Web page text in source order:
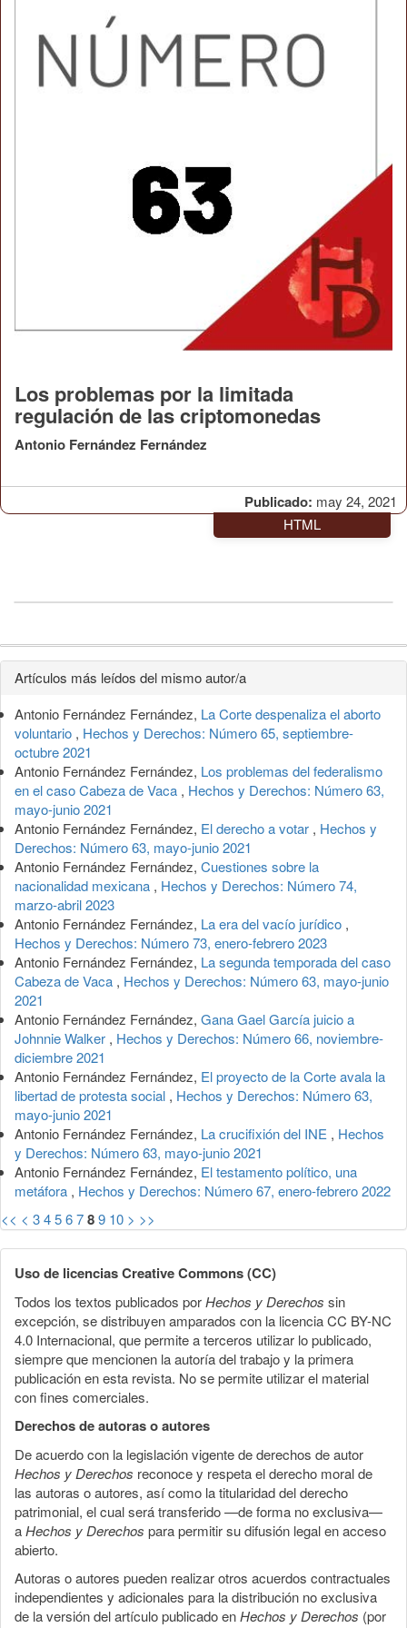
Publicado: may 24, 2021
Los problemas por la limitada
regulación de las criptomonedas
Antonio Fernández Fernández
HTML
Detalles
del
artículo
Artículos más leídos del mismo autor/a
Antonio Fernández Fernández, La Corte despenaliza el aborto
voluntario , Hechos y Derechos: Número 65, septiembre-
octubre 2021
Antonio Fernández Fernández, Los problemas del federalismo
en el caso Cabeza de Vaca , Hechos y Derechos: Número 63,
mayo-junio 2021
Antonio Fernández Fernández, El derecho a votar , Hechos y
Derechos: Número 63, mayo-junio 2021
Antonio Fernández Fernández, Cuestiones sobre la
nacionalidad mexicana , Hechos y Derechos: Número 74,
marzo-abril 2023
Antonio Fernández Fernández, La era del vacío jurídico ,
Hechos y Derechos: Número 73, enero-febrero 2023
Antonio Fernández Fernández, La segunda temporada del caso
Cabeza de Vaca , Hechos y Derechos: Número 63, mayo-junio
2021
Antonio Fernández Fernández, Gana Gael García juicio a
Johnnie Walker , Hechos y Derechos: Número 66, noviembre-
diciembre 2021
Antonio Fernández Fernández, El proyecto de la Corte avala la
libertad de protesta social , Hechos y Derechos: Número 63,
mayo-junio 2021
Antonio Fernández Fernández, La crucifixión del INE , Hechos
y Derechos: Número 63, mayo-junio 2021
Antonio Fernández Fernández, El testamento político, una
metáfora , Hechos y Derechos: Número 67, enero-febrero 2022
<< < 3456789 10 > >>
Uso de licencias Creative Commons (CC)
Todos los textos publicados porHechos y Derechos sin
excepción, se distribuyen amparados con la licencia CC BY-NC
4.0 Internacional, que permite a terceros utilizar lo publicado,
siempre que mencionen la autoría del trabajo y la primera
publicación en esta revista. No se permite utilizar el material
con fines comerciales.
Derechos de autoras o autores
De acuerdo con la legislación vigente de derechos de autor
Hechos y Derechos reconoce y respeta el derecho moral de
las autoras o autores, así como la titularidad del derecho
patrimonial, el cual será transferido —de forma no exclusiva—
aHechos y Derechos para permitir su difusión legal en acceso
abierto.
Autoras o autores pueden realizar otros acuerdos contractuales
independientes y adicionales para la distribución no exclusiva
de la versión del artículo publicado enHechos y Derechos (por